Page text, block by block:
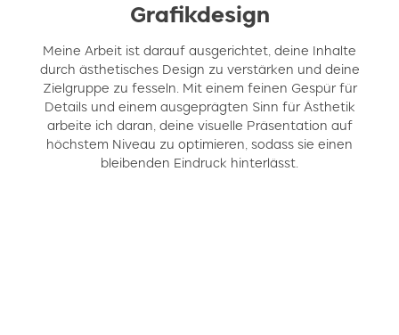
Grafikdesign
Meine Arbeit ist darauf ausgerichtet, deine Inhalte
durch ästhetisches Design zu verstärken und deine
Zielgruppe zu fesseln. Mit einem feinen Gespür für
Details und einem ausgeprägten Sinn für Ästhetik
arbeite ich daran, deine visuelle Präsentation auf
höchstem Niveau zu optimieren, sodass sie einen
bleibenden Eindruck hinterlässt.